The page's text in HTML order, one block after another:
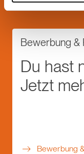
Bewerbung &
Du hast
Jetzt
Bewerbung